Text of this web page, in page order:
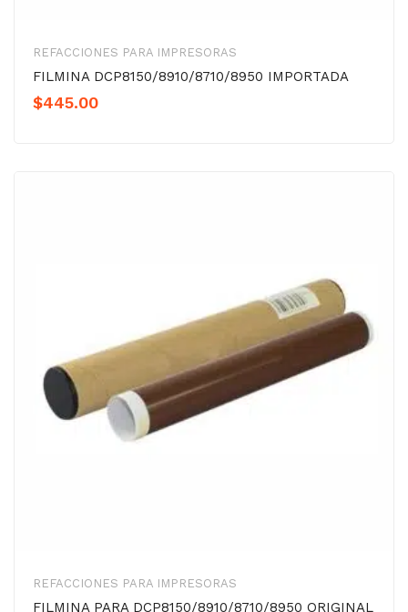
REFACCIONES PARA IMPRESORAS
FILMINA DCP8150/8910/8710/8950 IMPORTADA
$445.00
REFACCIONES PARA IMPRESORAS
FILMINA PARA DCP8150/8910/8710/8950 ORIGINAL